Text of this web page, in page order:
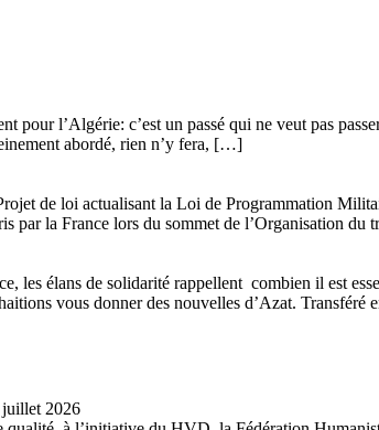
l’Algérie: c’est un passé qui ne veut pas
abordé, rien n’y fera, […]
de loi actualisant la Loi de Programmation
par la France lors du sommet de l’Organisation
les élans de solidarité rappellent combien il est
vous donner des nouvelles d’Azat.
juillet 2026